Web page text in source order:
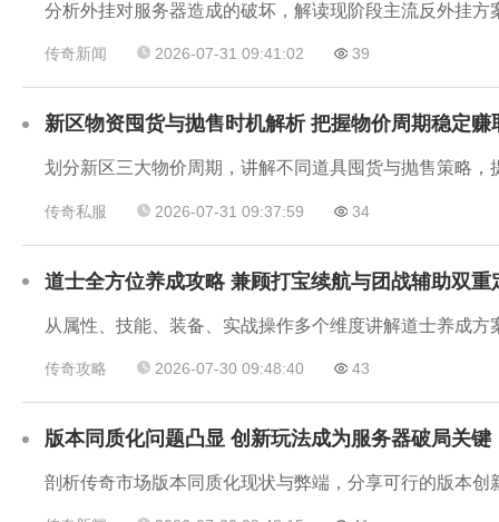
传奇新闻 2026-07-31 09:41:02 39
新区物资囤货与抛售时机解析 把握物价周期稳定赚
划分新区三大物价周期，讲解不同道具囤货与抛售策略
传奇私服 2026-07-31 09:37:59 34
道士全方位养成攻略 兼顾打宝续航与团战辅助双重
传奇攻略 2026-07-30 09:48:40 43
版本同质化问题凸显 创新玩法成为服务器破局关键
剖析传奇市场版本同质化现状与弊端，分享可行的版本